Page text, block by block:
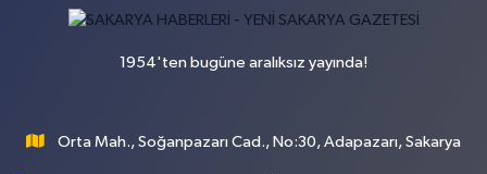
1954'ten bugüne aralıksız yayında!
Orta Mah., Soğanpazarı Cad., No:30, Adapazarı, Sakarya